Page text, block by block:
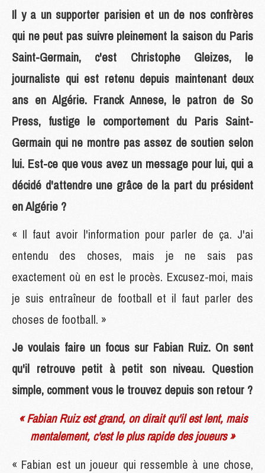
Il y a un supporter parisien et un de nos confrères
qui ne peut pas suivre pleinement la saison du Paris
Saint-Germain, c'est Christophe Gleizes, le
journaliste qui est retenu depuis maintenant deux
ans en Algérie. Franck Annese, le patron de So
Press, fustige le comportement du Paris Saint-
Germain qui ne montre pas assez de soutien selon
lui. Est-ce que vous avez un message pour lui, qui a
décidé d'attendre une grâce de la part du président
en Algérie ?
« Il faut avoir l'information pour parler de ça. J'ai
entendu des choses, mais je ne sais pas
exactement où en est le procès. Excusez-moi, mais
je suis entraîneur de football et il faut parler des
choses de football. »
Je voulais faire un focus sur Fabian Ruiz. On sent
qu'il retrouve petit à petit son niveau. Question
simple, comment vous le trouvez depuis son retour ?
« Fabian Ruiz est grand, on dirait qu'il est lent, mais
mentalement, c'est le plus rapide des joueurs »
« Fabian est un joueur qui ressemble à une chose,